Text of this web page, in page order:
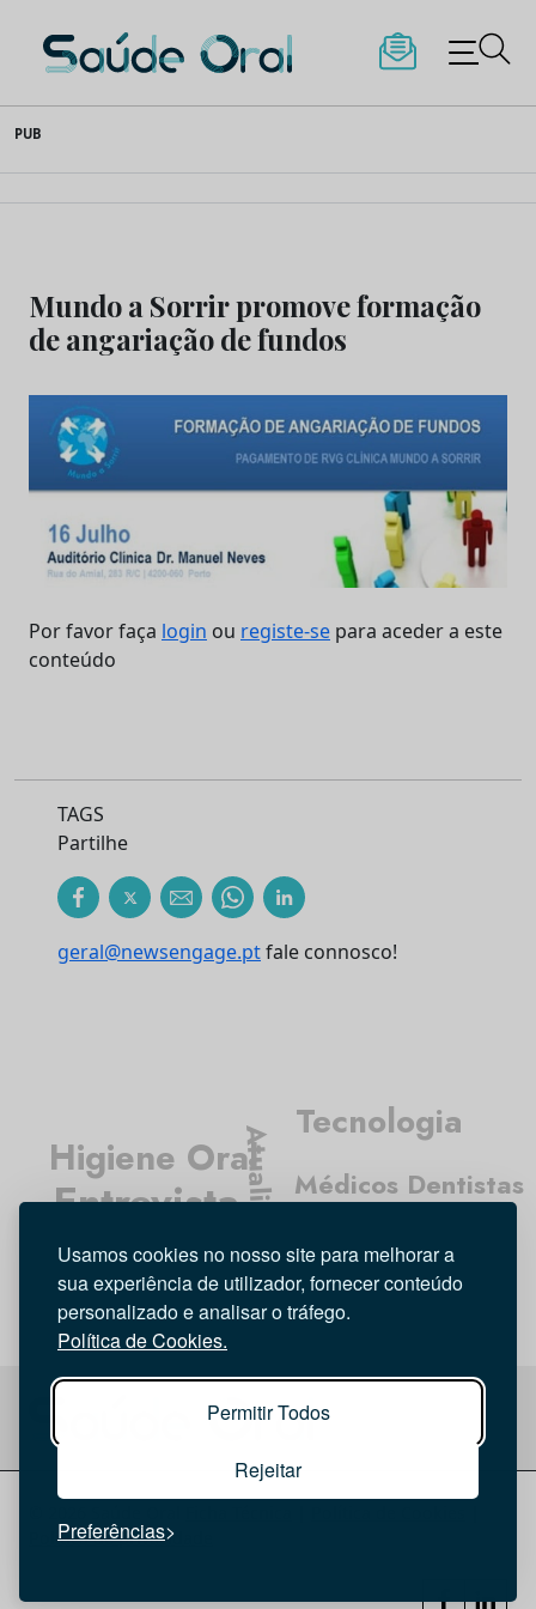
Usamos cookies no nosso site para melhorar a
sua experiência de utilizador, fornecer conteúdo
personalizado e analisar o tráfego.
Política de Cookies.
Permitir Todos
Rejeitar
Preferências
to
content
Saúde Oral
PUB
Mundo a Sorrir promove formação
de angariação de fundos
Por favor faça login ou registe-se para aceder a este
conteúdo
TAGS
Partilhe
geral@newsengage.ptfale connosco!
Atualidade Médicos Dentistas
Higiene Oral
Entrevista
Opinião
Tecnologia
Investigação
Política de privacidade